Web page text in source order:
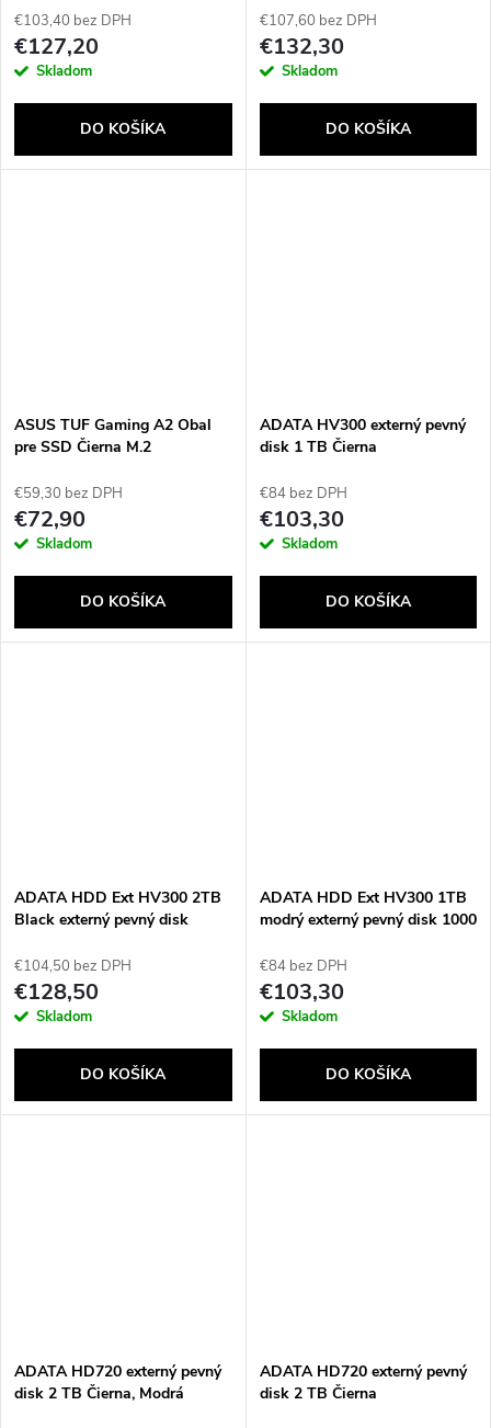
€103,40 bez DPH
€127,20
Skladom
DO KOŠÍKA
€107,60 bez DPH
€132,30
Skladom
DO KOŠÍKA
ASUS TUF Gaming A2 Obal
pre SSD Čierna M.2
€59,30 bez DPH
€72,90
Skladom
DO KOŠÍKA
ADATA HV300 externý pevný
disk 1 TB Čierna
€84 bez DPH
€103,30
Skladom
DO KOŠÍKA
ADATA HDD Ext HV300 2TB
Black externý pevný disk
€104,50 bez DPH
€128,50
Skladom
DO KOŠÍKA
ADATA HDD Ext HV300 1TB
modrý externý pevný disk 1000
€84 bez DPH
€103,30
Skladom
DO KOŠÍKA
ADATA HD720 externý pevný
disk 2 TB Čierna, Modrá
ADATA HD720 externý pevný
disk 2 TB Čierna